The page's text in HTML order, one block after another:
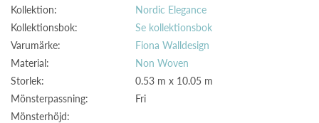
Kollektion:
Nordic Elegance
Kollektionsbok:
Se kollektionsbok
Varumärke:
Fiona Walldesign
Material:
Non Woven
Storlek:
0.53 m x 10.05 m
Mönsterpassning:
Fri
Mönsterhöjd: